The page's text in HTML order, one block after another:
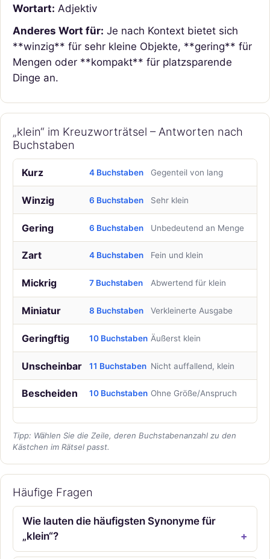
Wortart: Adjektiv
Anderes Wort für: Je nach Kontext bietet sich
**winzig** für sehr kleine Objekte, **gering** für
Mengen oder **kompakt** für platzsparende
Dinge an.
„klein“ im Kreuzworträtsel – Antworten nach
Buchstaben
Kurz 4 Buchstaben Gegenteil von lang
Winzig 6 Buchstaben Sehr klein
Gering 6 Buchstaben Unbedeutend an Menge
Zart 4 Buchstaben Fein und klein
Mickrig 7 Buchstaben Abwertend für klein
Miniatur 8 Buchstaben Verkleinerte Ausgabe
Geringftig 10 Buchstaben Äußerst klein
Unscheinbar 11 Buchstaben Nicht auffallend, klein
Bescheiden 10 Buchstaben Ohne Größe/Anspruch
Tipp: Wählen Sie die Zeile, deren Buchstabenanzahl zu den
Kästchen im Rätsel passt.
Häufige Fragen
Wie lauten die häufigsten Synonyme für
„klein“?